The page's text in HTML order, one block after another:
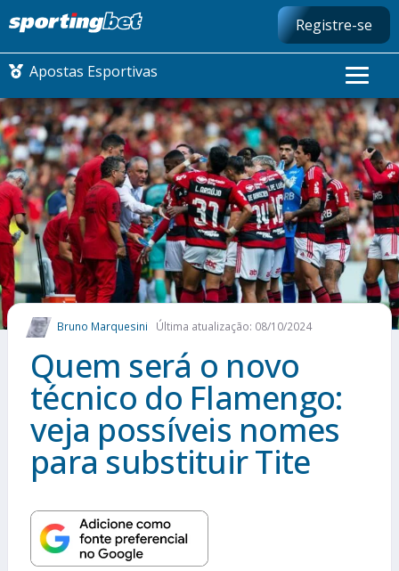
Registre-se
Apostas Esportivas
CONMEBOL LIBERTADORES
FUTEBOL NACIONAL
FUTEBOL INTERNACIONAL
COMO APOSTAR
MAIS ESPORTES
Bruno Marquesini Última atualização: 08/10/2024
Quem será o novo
técnico do Flamengo:
veja possíveis nomes
para substituir Tite